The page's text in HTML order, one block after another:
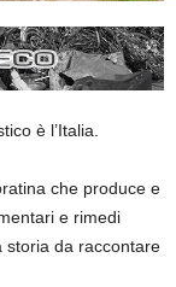
è l’Italia.
che produce e
e rimedi
storia da raccontare